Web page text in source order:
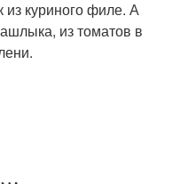
куриного филе. А
из томатов в